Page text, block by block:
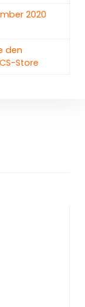
2020
den
Store